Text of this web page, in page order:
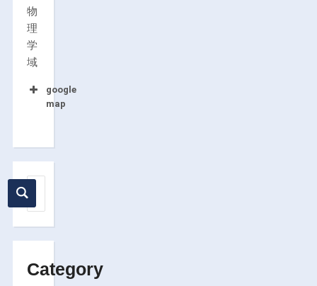
物
理
学
域
google
map
Category